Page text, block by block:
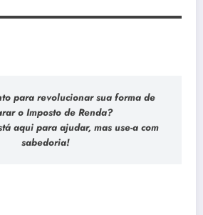
para revolucionar sua forma de
o Imposto de Renda?
aqui para ajudar, mas use-a com
sabedoria!